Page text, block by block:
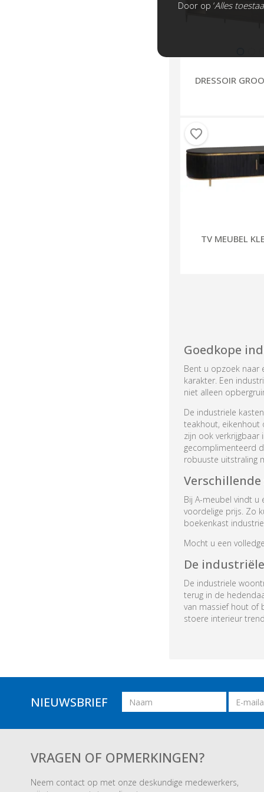
DRESSOIR
TV MEUBEL
Goedkope
Bent u opzoek naar
karakter. Een
niet alleen
De industriele
teakhout, eikenhout
zijn ook verkrijgbaar
gecomplimenteerd
robuuste uitstraling
Bij A-meubel vindt
voordelige prijs. Zo
boekenkast
Mocht u een
De
De industriele
terug in de
van massief hout of
stoere interieur
NIEUWSBRIEF Naam
Email
adres
VRAGEN OF OPMERKINGEN?
Neem contact op met onze deskundige medewerkers,
Door op ‘Alles